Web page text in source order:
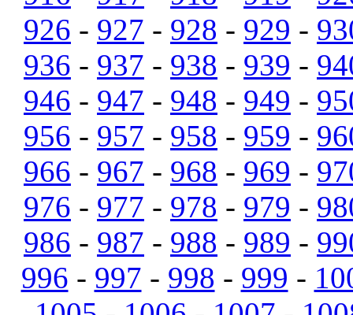
926 - 927 - 928 - 929 -
936 - 937 - 938 - 939 -
946 - 947 - 948 - 949 -
956 - 957 - 958 - 959 -
966 - 967 - 968 - 969 -
976 - 977 - 978 - 979 -
986 - 987 - 988 - 989 -
996 - 997 - 998 - 999 -